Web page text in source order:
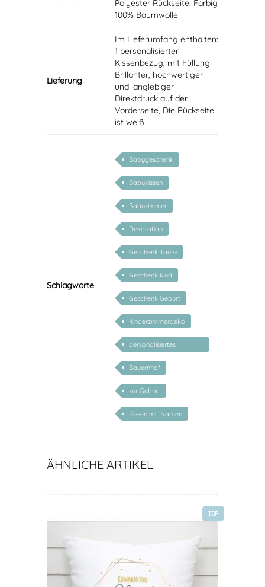
Polyester Rückseite: Farbig
100% Baumwolle
Lieferung
Im Lieferumfang enthalten:
1 personalisierter
Kissenbezug, mit Füllung
Brillanter, hochwertiger
und langlebiger
Direktdruck auf der
Vorderseite, Die Rückseite
ist weiß
Schlagworte
Babygeschenk
Babykissen
Babyzimmer
Dekoration
Geschenk Taufe
Geschenk kind
Geschenk Geburt
Kinderzimmerdeko
personalisiertes
Geschenk Baby
Bauernhof
zur Geburt
Kissen mit Namen
ÄHNLICHE ARTIKEL
TOP